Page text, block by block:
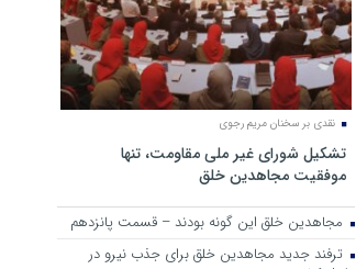
نقدی بر سخنان مریم رجوی
تشکیل شورای غیر ملی مقاومت، تنها
موفقیت مجاهدین خلق
مجاهدین خلق این گونه بودند – قسمت پانزدهم
ترفند جدید مجاهدین خلق برای جذب نیرو در